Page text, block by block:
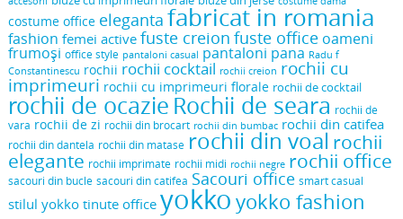
costume office eleganta fabricat in romania
fashion femei active fuste creion fuste office oameni
frumoși office style pantaloni casual pantaloni pana Radu f
Constantinescu rochii rochii cocktail rochii creion rochii cu
imprimeuri rochii cu imprimeuri florale rochii de cocktail
rochii de ocazie Rochii de seara rochii de
vara rochii de zi rochii din brocart rochii din bumbac rochii din catifea
rochii din dantela rochii din matase rochii din voal rochii
elegante rochii imprimate rochii midi rochii negre rochii office
sacouri din bucle sacouri din catifea Sacouri office smart casual
stilul yokko tinute office yokko yokko fashion